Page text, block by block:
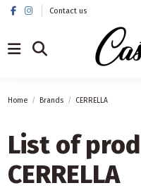
Contact us
Home Brands CERRELLA
List of
CERRELLA